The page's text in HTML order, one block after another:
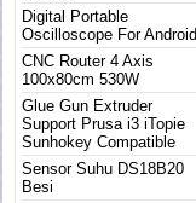
Digital Portable
Oscilloscope For Android
CNC Router 4 Axis
100x80cm 530W
Glue Gun Extruder
Support Prusa i3 iTopie
Sunhokey Compatible
Sensor Suhu DS18B20
Besi